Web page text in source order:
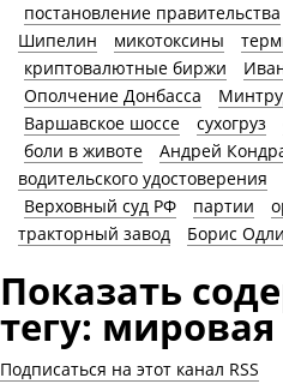
постановление правительства
Шипелин
микотоксины
криптовалютные биржи
Ополчение Донбасса
Варшавское шоссе
сухогруз
боли в животе
Андрей
водительского удостоверения
Верховный суд РФ
партии
тракторный завод
Борис
Показать
тегу: мировая
Подписаться на этот канал RSS